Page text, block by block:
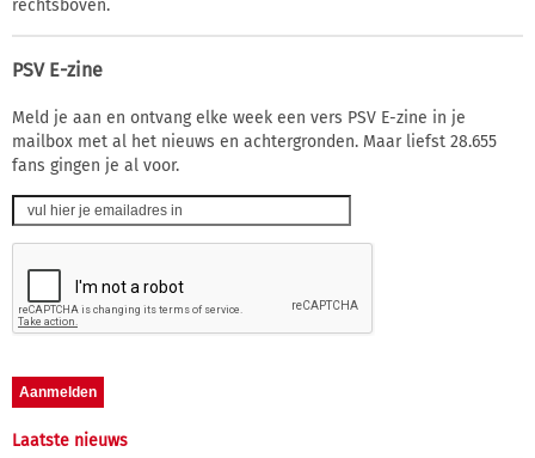
rechtsboven.
PSV E-zine
Meld je aan en ontvang elke week een vers PSV E-zine in je
mailbox met al het nieuws en achtergronden. Maar liefst 28.655
fans gingen je al voor.
Laatste nieuws